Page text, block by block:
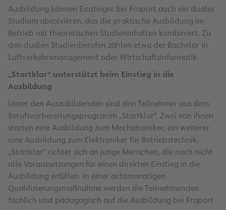
Ausbildung können Einsteiger bei Fraport auch ein duales
Studium absolvieren, das die praktische Ausbildung im
Betrieb mit theoretischen Studieninhalten kombiniert. Zu
den dualen Studienberufen zählen etwa der Bachelor in
Luftverkehrsmanagement oder Wirtschaftsinformatik.
„Startklar“ unterstützt beim Einstieg in die
Ausbildung
Unter den Auszubildenden sind drei Teilnehmer aus dem
Berufsvorbereitungsprogramm „Startklar“. Zwei von ihnen
starten eine Ausbildung zum Mechatroniker, ein weiterer
eine Ausbildung zum Elektroniker für Betriebstechnik.
„Startklar“ richtet sich an junge Menschen, die noch nicht
alle Voraussetzungen für einen direkten Einstieg in die
Ausbildung erfüllen. In einer achtmonatigen
Qualifizierungsmaßnahme werden die Teilnehmenden
fachlich und pädagogisch auf die Ausbildung bei Fraport